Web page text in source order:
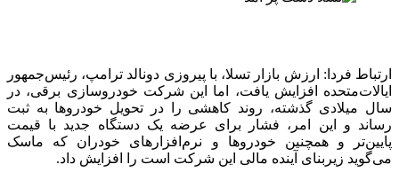
ارتباط فردا: ارزش بازار تسلا، با پیروزی دونالد ترامپ، رئیس‌جمهور
ایالات‌متحده افزایش یافت، اما این شرکت خودروسازی برقی، در
سال میلادی گذشته، روند کاهشی را در تحویل‌ خودروها به ثبت
رساند و این امر، فشار برای عرضه یک دستگاه جدید با قیمت
پایین‌تر و همچنین خودروها و نرم‌افزارهای خودران که ماسک
می‌گوید زیربنای آینده مالی این شرکت است را افزایش داد.